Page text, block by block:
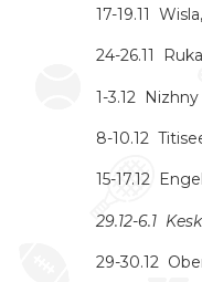
17-19.11
24-26.11
1-3.12 Nizhny
8-10.12
15-17.12
29.12-6.1
29-30.12